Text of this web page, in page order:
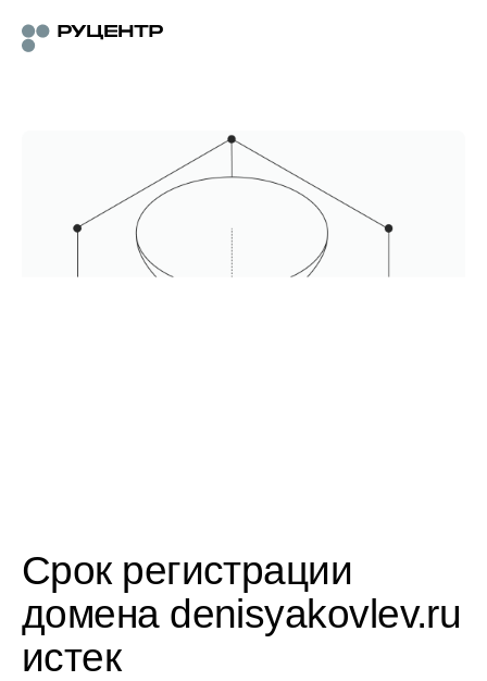
Срок регистрации
домена denisyakovlev.ru
истек